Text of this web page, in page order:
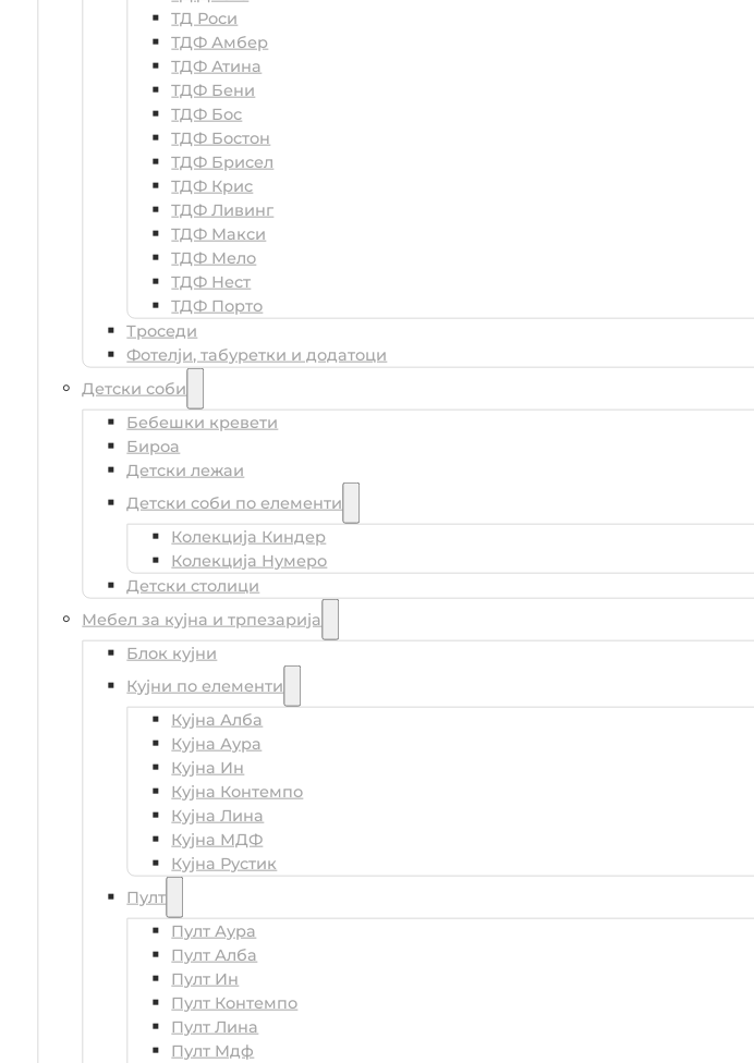
ТД Роси
ТДФ Амбер
ТДФ Атина
ТДФ Бени
ТДФ Бос
ТДФ Бостон
ТДФ Брисел
ТДФ Крис
ТДФ Ливинг
ТДФ Макси
ТДФ Мело
ТДФ Нест
ТДФ Порто
Троседи
Фотелји, табуретки и додатоци
Детски соби
Бебешки кревети
Бироа
Детски лежаи
Детски соби по елементи
Колекција Киндер
Колекција Нумеро
Детски столици
Мебел за кујна и трпезарија
Блок кујни
Кујни по елементи
Кујна Алба
Кујна Аура
Кујна Ин
Кујна Контемпо
Кујна Лина
Кујна МДФ
Кујна Рустик
Пулт
Пулт Аура
Пулт Алба
Пулт Ин
Пулт Контемпо
Пулт Лина
Пулт Мдф